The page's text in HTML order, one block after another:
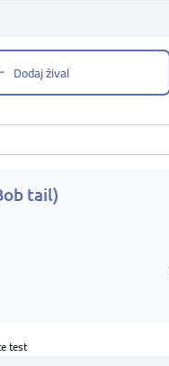
Dodaj žival
tail)
test